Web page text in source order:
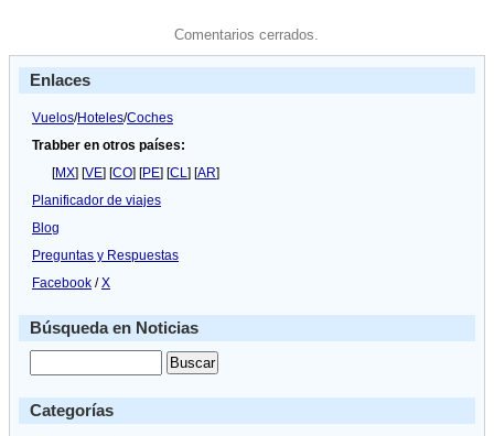
Comentarios cerrados.
Enlaces
Vuelos/Hoteles/Coches
Trabber en otros países:
[MX] [VE] [CO] [PE] [CL] [AR]
Planificador de viajes
Blog
Preguntas y Respuestas
Facebook /X
Búsqueda en Noticias
Categorías